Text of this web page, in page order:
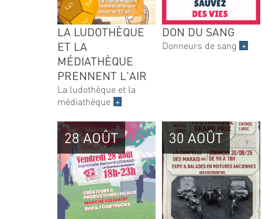
LA LUDOTHÈQUE
ET LA
MÉDIATHÈQUE
PRENNENT L'AIR
La ludothèque et la
médiathèque +
DON DU SANG
Donneurs de sang +
28 AOÛT 30 AOÛT